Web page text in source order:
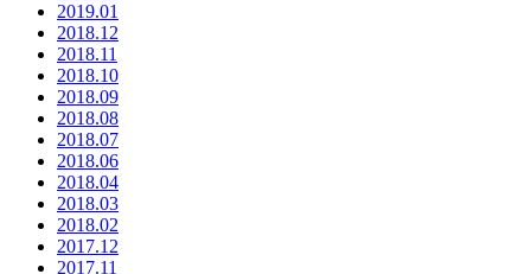
2019.01
2018.12
2018.11
2018.10
2018.09
2018.08
2018.07
2018.06
2018.04
2018.03
2018.02
2017.12
2017.11